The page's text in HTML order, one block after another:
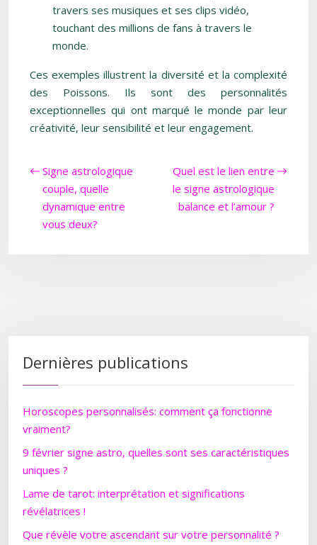
travers ses musiques et ses clips vidéo,
touchant des millions de fans à travers le
monde.
Ces exemples illustrent la diversité et la complexité
des Poissons. Ils sont des personnalités
exceptionnelles qui ont marqué le monde par leur
créativité, leur sensibilité et leur engagement.
Signe astrologique
couple, quelle
dynamique entre
vous deux?
Quel est le lien entre
le signe astrologique
balance et l’amour ?
Dernières publications
Horoscopes personnalisés: comment ça fonctionne
vraiment?
9 février signe astro, quelles sont ses caractéristiques
uniques ?
Lame de tarot: interprétation et significations
révélatrices !
Que révèle votre ascendant sur votre personnalité ?